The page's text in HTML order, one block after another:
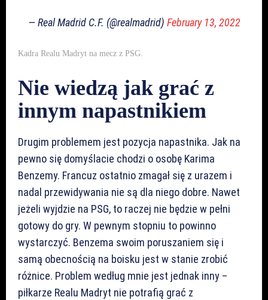
— Real Madrid C.F. (@realmadrid) February 13, 2022
Kadra Realu Madryt na mecz z PSG.
Nie wiedzą jak grać z
innym napastnikiem
Drugim problemem jest pozycja napastnika. Jak na
pewno się domyślacie chodzi o osobę Karima
Benzemy. Francuz ostatnio zmagał się z urazem i
nadal przewidywania nie są dla niego dobre. Nawet
jeżeli wyjdzie na PSG, to raczej nie będzie w pełni
gotowy do gry. W pewnym stopniu to powinno
wystarczyć. Benzema swoim poruszaniem się i
samą obecnością na boisku jest w stanie zrobić
różnice. Problem według mnie jest jednak inny –
piłkarze Realu Madryt nie potrafią grać z